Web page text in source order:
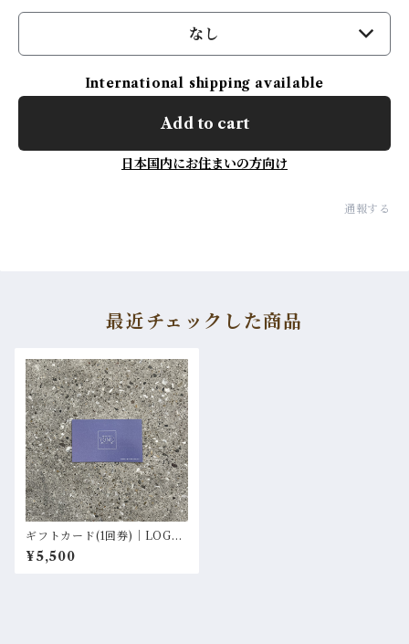
なし
International shipping available
Add to cart
日本国内にお住まいの方向け
通報する
最近チェックした商品
ギフトカード(1回券)｜LOGO
カード
¥5,500